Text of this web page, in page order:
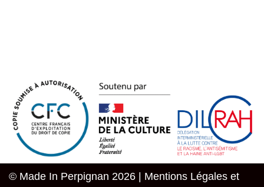
© Made In Perpignan 2026 | Mentions Légales et